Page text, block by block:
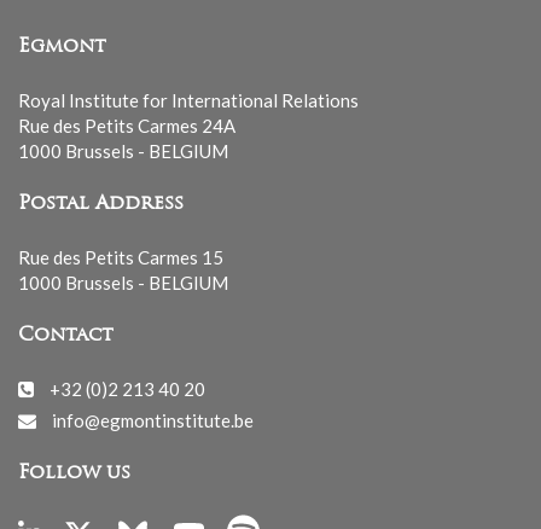
Egmont
Royal Institute for International Relations
Rue des Petits Carmes 24A
1000 Brussels - BELGIUM
Postal Address
Rue des Petits Carmes 15
1000 Brussels - BELGIUM
Contact
+32 (0)2 213 40 20
info@egmontinstitute.be
Follow us